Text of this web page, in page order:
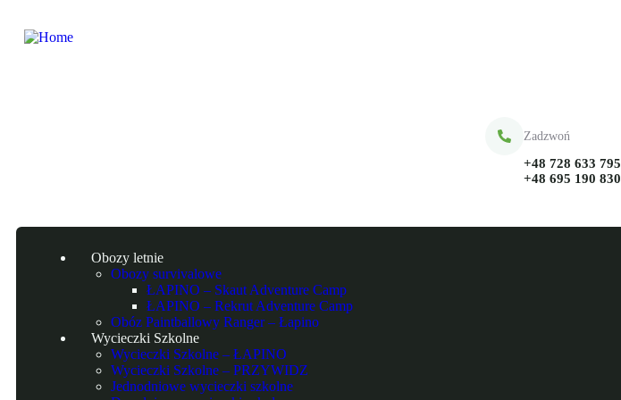
Zadzwoń
+48 728 633 795
+48 695 190 830
Obozy letnie
Obozy survivalowe
ŁAPINO – Skaut Adventure Camp
ŁAPINO – Rekrut Adventure Camp
Obóz Paintballowy Ranger – Łapino
Wycieczki Szkolne
Wycieczki Szkolne – ŁAPINO
Wycieczki Szkolne – PRZYWIDZ
Jednodniowe wycieczki szkolne